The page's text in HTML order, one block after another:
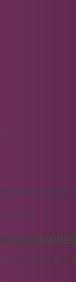
карьерных
входящий в